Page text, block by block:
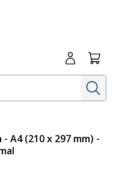
Iniciar
A4 (210 x 297 mm) -